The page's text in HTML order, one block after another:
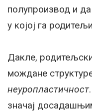
полупроизвод и да
у којој га
Дакле,
мождане
неуропластичност
значај